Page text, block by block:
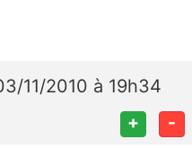
11/2010 à 19h34
+ -